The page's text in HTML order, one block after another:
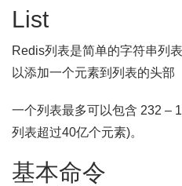
List
Redis列表是简单的字符串列
以添加一个元素到列表的头部
一个列表最多可以包含 232 –
列表超过40亿个元素)。
基本命令